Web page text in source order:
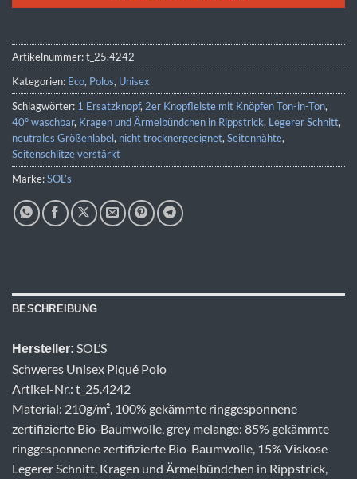
Artikelnummer:t_25.4242
Kategorien: Eco, Polos, Unisex
Schlagwörter: 1 Ersatzknopf, 2er Knopfleiste mit Knöpfen Ton-in-Ton,
40° waschbar, Kragen und Ärmelbündchen in Rippstrick, Legerer Schnitt,
neutrales Größenlabel, nicht trocknergeeignet, Seitennähte,
Seitenschlitze verstärkt
Marke:SOL’s
BESCHREIBUNG
Hersteller: SOL’S
Schweres Unisex Piqué Polo
Artikel-Nr.: t_25.4242
Material: 210g/m², 100% gekämmte ringgesponnene
zertifizierte Bio-Baumwolle, grey melange: 85% gekämmte
ringgesponnene zertifizierte Bio-Baumwolle, 15% Viskose
Legerer Schnitt, Kragen und Ärmelbündchen in Rippstrick,